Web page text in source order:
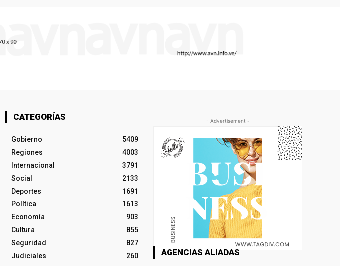
CATEGORÍAS
Gobierno
5409
Regiones
4003
Internacional
3791
Social
2133
Deportes
1691
Política
1613
Economía
903
Cultura
855
Seguridad
827
Judiciales
260
- Advertisement -
AGENCIAS ALIADAS